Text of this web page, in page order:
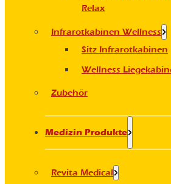
Relax
Infrarotkabinen Wellness
Sitz Infrarotkabinen
Wellness
Zubehör
Medizin Produkte
Revita Medical